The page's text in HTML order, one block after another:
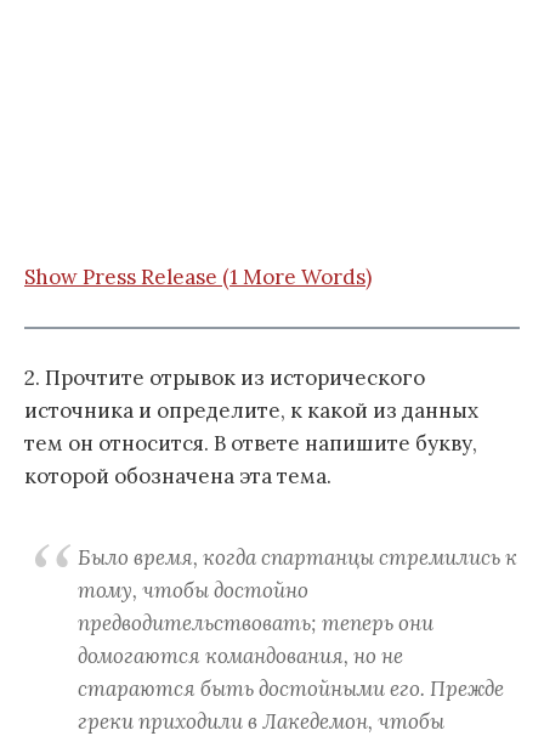
Show Press Release (1 More Words)
2. Прочтите отрывок из исторического
источника и определите, к какой из данных
тем он относится. В ответе напишите букву,
которой обозначена эта тема.
Было время, когда спартанцы стремились к
тому, чтобы достойно
предводительствовать; теперь они
домогаются командования, но не
стараются быть достойными его. Прежде
греки приходили в Лакедемон, чтобы